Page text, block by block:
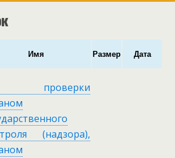
Имя Размер Дата
проверки
(надзора),